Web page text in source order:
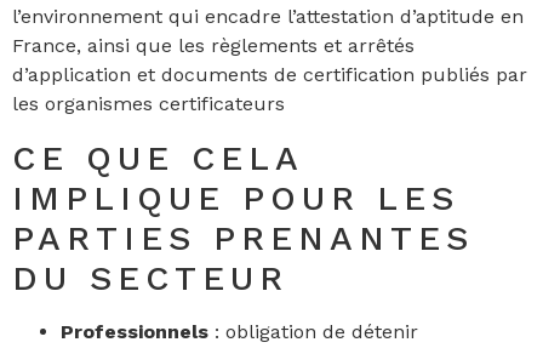
l’environnement qui encadre l’attestation d’aptitude en
France, ainsi que les règlements et arrêtés
d’application et documents de certification publiés par
les organismes certificateurs
CE QUE CELA
IMPLIQUE POUR LES
PARTIES PRENANTES
DU SECTEUR
Professionnels : obligation de détenir